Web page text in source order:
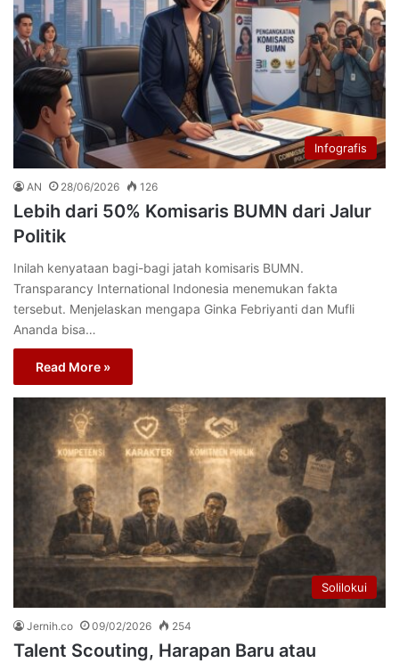
Infografis
AN 28/06/2026 126
Lebih dari 50% Komisaris BUMN dari Jalur
Politik
Inilah kenyataan bagi-bagi jatah komisaris BUMN.
Transparancy International Indonesia menemukan fakta
tersebut. Menjelaskan mengapa Ginka Febriyanti dan Mufli
Ananda bisa…
Read More »
Solilokui
Jernih.co 09/02/2026 254
Talent Scouting, Harapan Baru atau